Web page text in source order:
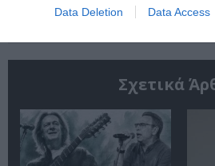
Data Deletion Data Access
Σχετικά